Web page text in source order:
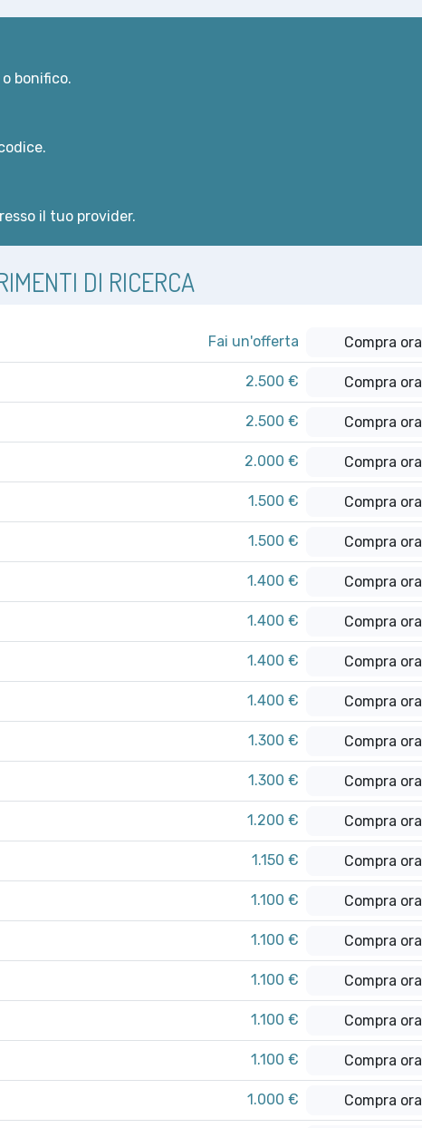
bonifico.
il tuo provider.
DI RICERCA
Fai un'offerta Compra ora
2.500 € Compra ora
2.500 € Compra ora
2.000 € Compra ora
1.500 € Compra ora
1.500 € Compra ora
1.400 € Compra ora
1.400 € Compra ora
1.400 € Compra ora
1.400 € Compra ora
1.300 € Compra ora
1.300 € Compra ora
1.200 € Compra ora
1.150 € Compra ora
1.100 € Compra ora
1.100 € Compra ora
1.100 € Compra ora
1.100 € Compra ora
1.100 € Compra ora
1.000 € Compra ora